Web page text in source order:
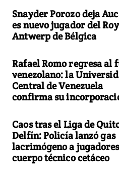
Snayder Porozo deja
es nuevo jugador del
Antwerp de Bélgica
Rafael Romo regresa al
venezolano: la
Central de Venezuela
confirma su
Caos tras el Liga de
Delfín: Policía lanzó gas
lacrimógeno a
cuerpo técnico cetáceo